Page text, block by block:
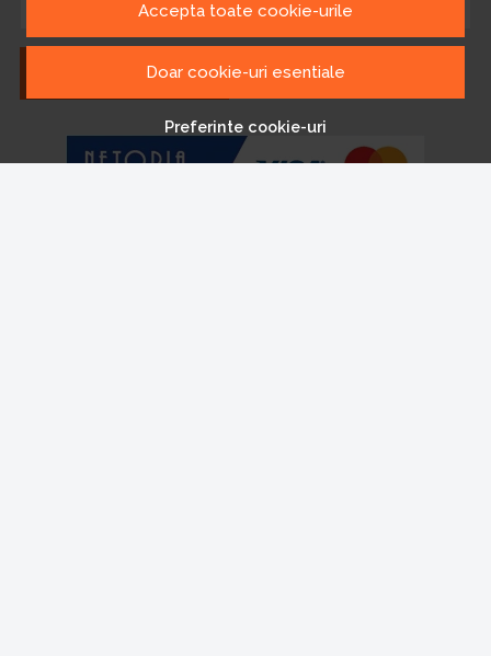
Accepta toate cookie-urile
Doar cookie-uri esentiale
Preferinte cookie-uri
Aboneaza-te